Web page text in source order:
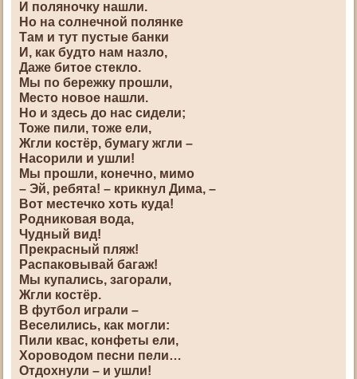
И поляночку нашли.
Но на солнечной полянке
Там и тут пустые банки
И, как будто нам назло,
Даже битое стекло.
Мы по бережку прошли,
Место новое нашли.
Но и здесь до нас сидели;
Тоже пили, тоже ели,
Жгли костёр, бумагу жгли –
Насорили и ушли!
Мы прошли, конечно, мимо
– Эй, ребята! – крикнул Дима, –
Вот местечко хоть куда!
Родниковая вода,
Чудный вид!
Прекрасный пляж!
Распаковывай багаж!
Мы купались, загорали,
Жгли костёр.
В футбол играли –
Веселились, как могли:
Пили квас, конфеты ели,
Хороводом песни пели…
Отдохнули – и ушли!